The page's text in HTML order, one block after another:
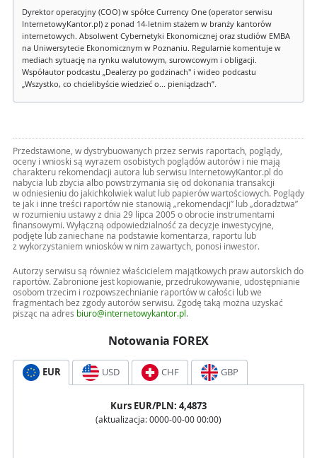
Dyrektor operacyjny (COO) w spółce Currency One (operator serwisu
InternetowyKantor.pl) z ponad 14-letnim stażem w branży kantorów
internetowych. Absolwent Cybernetyki Ekonomicznej oraz studiów EMBA
na Uniwersytecie Ekonomicznym w Poznaniu. Regularnie komentuje w
mediach sytuację na rynku walutowym, surowcowym i obligacji.
Współautor podcastu „Dealerzy po godzinach" i wideo podcastu
„Wszystko, co chcielibyście wiedzieć o... pieniądzach”.
Przedstawione, w dystrybuowanych przez serwis raportach, poglądy,
oceny i wnioski są wyrazem osobistych poglądów autorów i nie mają
charakteru rekomendacji autora lub serwisu InternetowyKantor.pl do
nabycia lub zbycia albo powstrzymania się od dokonania transakcji
w odniesieniu do jakichkolwiek walut lub papierów wartościowych. Poglądy
te jak i inne treści raportów nie stanowią „rekomendacji” lub „doradztwa”
w rozumieniu ustawy z dnia 29 lipca 2005 o obrocie instrumentami
finansowymi. Wyłączną odpowiedzialność za decyzje inwestycyjne,
podjęte lub zaniechane na podstawie komentarza, raportu lub
z wykorzystaniem wniosków w nim zawartych, ponosi inwestor.
Autorzy serwisu są również właścicielem majątkowych praw autorskich do
raportów. Zabronione jest kopiowanie, przedrukowywanie, udostępnianie
osobom trzecim i rozpowszechnianie raportów w całości lub we
fragmentach bez zgody autorów serwisu. Zgodę taką można uzyskać
pisząc na adres biuro@internetowykantor.pl .
Notowania FOREX
EUR USD CHF GBP
Kurs EUR/PLN: 4,4873
(aktualizacja: 0000-00-00 00:00)